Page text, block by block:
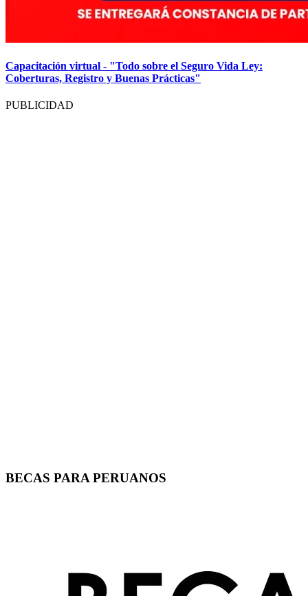
Capacitación virtual - "Todo sobre el Seguro Vida Ley:
Coberturas, Registro y Buenas Prácticas"
PUBLICIDAD
BECAS PARA PERUANOS